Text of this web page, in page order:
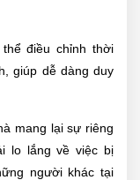
điều chỉnh thời
giúp dễ dàng duy
mang lại sự riêng
lo lắng về việc bị
người khác tại